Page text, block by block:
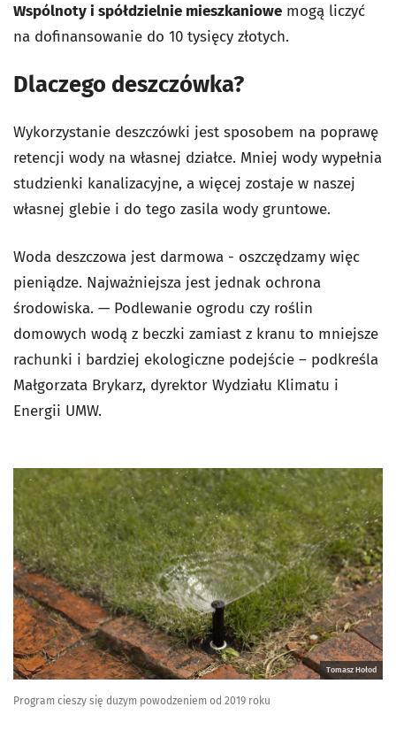
Wspólnoty i spółdzielnie mieszkaniowe mogą liczyć
na dofinansowanie do 10 tysięcy złotych.
Dlaczego deszczówka?
Wykorzystanie deszczówki jest sposobem na poprawę
retencji wody na własnej działce. Mniej wody wypełnia
studzienki kanalizacyjne, a więcej zostaje w naszej
własnej glebie i do tego zasila wody gruntowe.
Woda deszczowa jest darmowa - oszczędzamy więc
pieniądze. Najważniejsza jest jednak ochrona
środowiska. — Podlewanie ogrodu czy roślin
domowych wodą z beczki zamiast z kranu to mniejsze
rachunki i bardziej ekologiczne podejście – podkreśla
Małgorzata Brykarz, dyrektor Wydziału Klimatu i
Energii UMW.
Tomasz Hołod
Program cieszy się duzym powodzeniem od 2019 roku